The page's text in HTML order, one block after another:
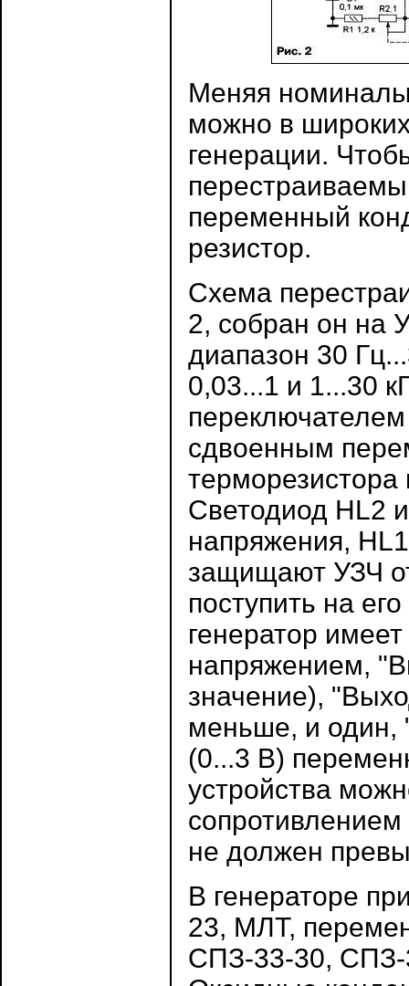
Меняя
можно в
генерации.
переменный
резистор.
Схема
2, собран он на
диапазон 30
0,03...1 и 1...30
сдвоенным
Светодиод HL2
напряжения,
защищают УЗЧ
поступить на
генератор
напряжением,
значение),
меньше, и один,
(0...3 В)
устройства
не должен
В генераторе
23, МЛТ,
СПЗ-33-30,